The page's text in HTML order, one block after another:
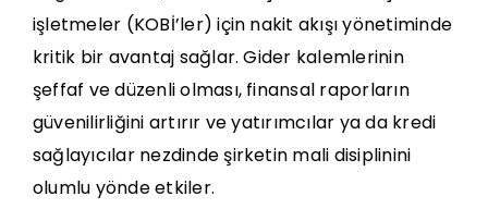
işletmeler (KOBİ’ler) için nakit akışı yönetiminde
kritik bir avantaj sağlar. Gider kalemlerinin
şeffaf ve düzenli olması, finansal raporların
güvenilirliğini artırır ve yatırımcılar ya da kredi
sağlayıcılar nezdinde şirketin mali disiplinini
olumlu yönde etkiler.